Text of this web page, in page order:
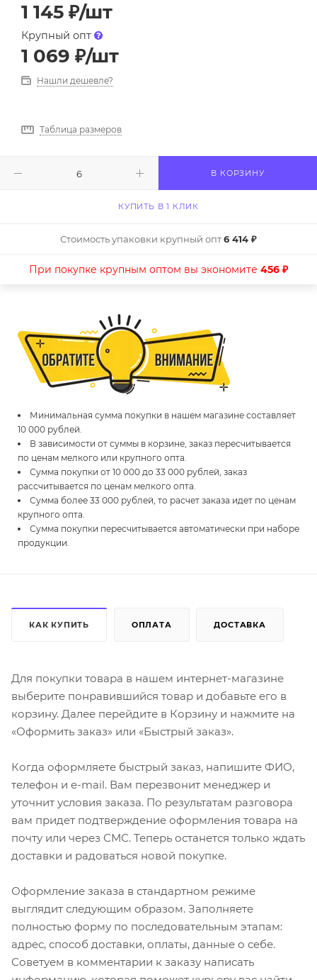
1 145 ₽/шт
Крупный опт
1 069 ₽/шт
Нашли дешевле?
Таблица размеров
В КОРЗИНУ
КУПИТЬ В 1 КЛИК
Стоимость упаковки крупный опт6 414 ₽
При покупке крупным оптом вы экономите 456 ₽
Минимальная сумма покупки в нашем магазине составляет
10 000 рублей.
В зависимости от суммы в корзине, заказ пересчитывается
по ценам мелкого или крупного опта.
Сумма покупки от 10 000 до 33 000 рублей, заказ
рассчитывается по ценам мелкого опта.
Сумма более 33 000 рублей, то расчет заказа идет по ценам
крупного опта.
Сумма покупки пересчитывается автоматически при наборе
продукции.
КАК КУПИТЬ ОПЛАТА ДОСТАВКА
Для покупки товара в нашем интернет-магазине
выберите понравившийся товар и добавьте его в
корзину. Далее перейдите в Корзину и нажмите на
«Оформить заказ» или «Быстрый заказ».
Когда оформляете быстрый заказ, напишите ФИО,
телефон и e-mail. Вам перезвонит менеджер и
уточнит условия заказа. По результатам разговора
вам придет подтверждение оформления товара на
почту или через СМС. Теперь останется только ждать
доставки и радоваться новой покупке.
Оформление заказа в стандартном режиме
выглядит следующим образом. Заполняете
полностью форму по последовательным этапам:
адрес, способ доставки, оплаты, данные о себе.
Советуем в комментарии к заказу написать